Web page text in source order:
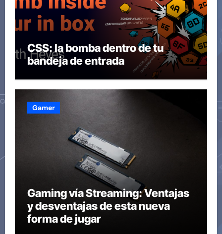
CSS: la bomba dentro de tu
bandeja de entrada
Gamer
Gaming vía Streaming: Ventajas
y desventajas de esta nueva
forma de jugar